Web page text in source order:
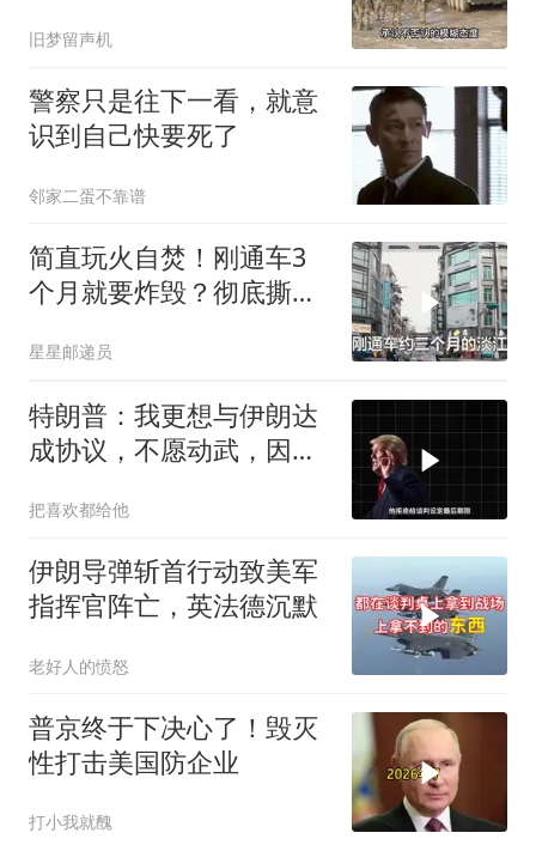
旧梦留声机
警察只是往下一看，就意
识到自己快要死了
邻家二蛋不靠谱
简直玩火自焚！刚通车3
个月就要炸毁？彻底撕下
星星邮递员
特朗普：我更想与伊朗达
成协议，不愿动武，因为
把喜欢都给他
伊朗导弹斩首行动致美军
指挥官阵亡，英法德沉默
老好人的愤怒
普京终于下决心了！毁灭
性打击美国防企业
打小我就醜